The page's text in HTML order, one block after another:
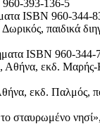
960-393-136-5
ISBN 960-344-
παιδικά
ISBN 960-344-
Αθήνα, εκδ. Μαρής-
εκδ. Παλμός,
σταυρωμένο